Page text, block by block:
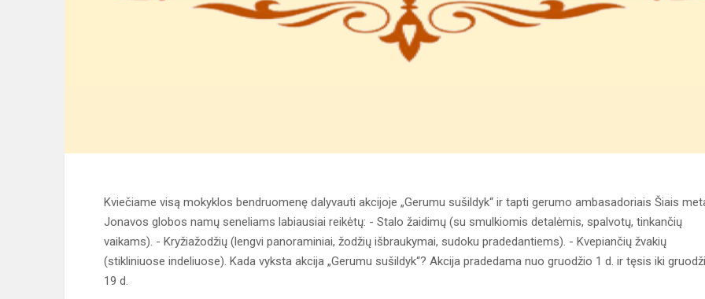
Kviečiame visą mokyklos bendruomenę dalyvauti akcijoje „Gerumu sušildyk“ ir tapti gerumo ambasadoriais Šiais
Jonavos globos namų seneliams labiausiai reikėtų: - Stalo žaidimų (su smulkiomis detalėmis, spalvotų, tinkančių
vaikams). - Kryžiažodžių (lengvi panoraminiai, žodžių išbraukymai, sudoku pradedantiems). - Kvepiančių žvakių
(stikliniuose indeliuose). Kada vyksta akcija „Gerumu sušildyk“? Akcija pradedama nuo gruodžio 1 d. ir tęsis iki
19 d.